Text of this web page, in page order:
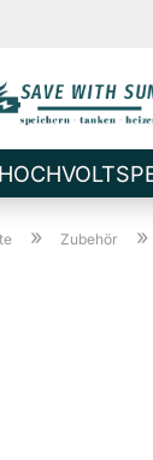
» Zubehör »